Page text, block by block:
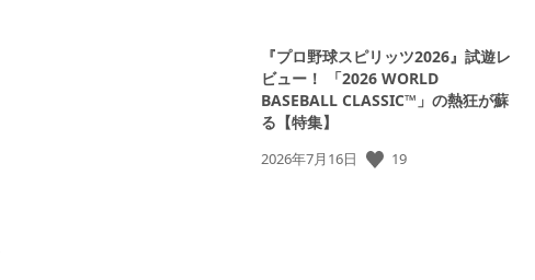
『プロ野球スピリッツ2026』試遊レ
ビュー！ 「2026 WORLD
BASEBALL CLASSIC™」の熱狂が蘇
る【特集】
公
2026年7月16日 19